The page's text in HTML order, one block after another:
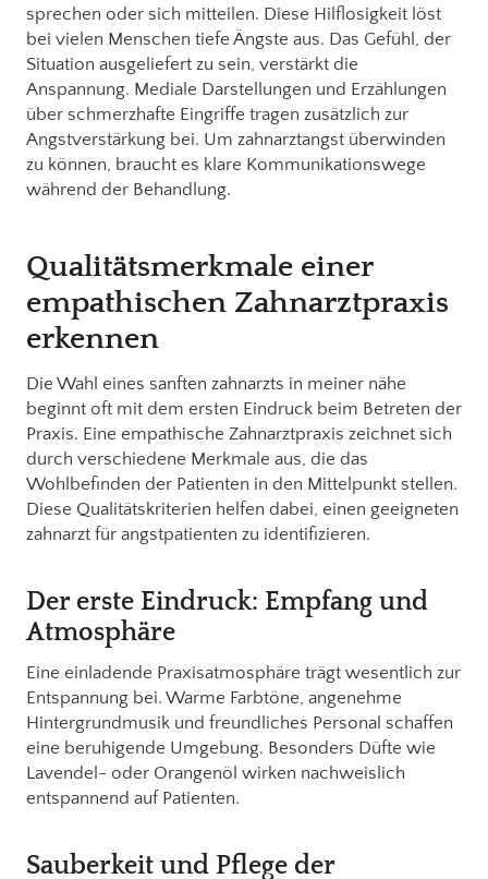
sprechen oder sich mitteilen. Diese Hilflosigkeit löst
bei vielen Menschen tiefe Ängste aus. Das Gefühl, der
Situation ausgeliefert zu sein, verstärkt die
Anspannung. Mediale Darstellungen und Erzählungen
über schmerzhafte Eingriffe tragen zusätzlich zur
Angstverstärkung bei. Um zahnarztangst überwinden
zu können, braucht es klare Kommunikationswege
während der Behandlung.
Qualitätsmerkmale einer
empathischen Zahnarztpraxis
erkennen
Die Wahl eines sanften zahnarzts in meiner nähe
beginnt oft mit dem ersten Eindruck beim Betreten der
Praxis. Eine empathische Zahnarztpraxis zeichnet sich
durch verschiedene Merkmale aus, die das
Wohlbefinden der Patienten in den Mittelpunkt stellen.
Diese Qualitätskriterien helfen dabei, einen geeigneten
zahnarzt für angstpatienten zu identifizieren.
Der erste Eindruck: Empfang und
Atmosphäre
Eine einladende Praxisatmosphäre trägt wesentlich zur
Entspannung bei. Warme Farbtöne, angenehme
Hintergrundmusik und freundliches Personal schaffen
eine beruhigende Umgebung. Besonders Düfte wie
Lavendel- oder Orangenöl wirken nachweislich
entspannend auf Patienten.
Sauberkeit und Pflege der